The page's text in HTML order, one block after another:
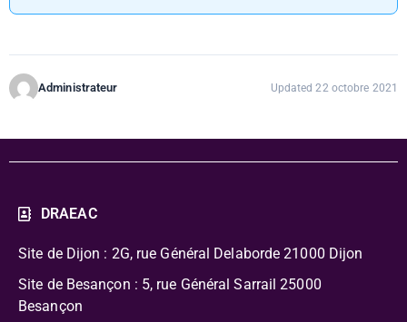
Administrateur Updated 22 octobre 2021
DRAEAC
Site de Dijon : 2G, rue Général Delaborde 21000 Dijon
Site de Besançon : 5, rue Général Sarrail 25000
Besançon